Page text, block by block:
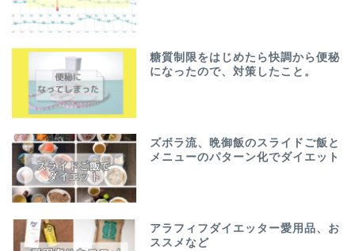
糖質制限をはじめたら快調から便秘
になったので、対策したこと。
ズボラ流、晩御飯のスライドご飯と
メニューのパターン化でダイエット
アラフィフダイエッター愛用品、お
ススメなど